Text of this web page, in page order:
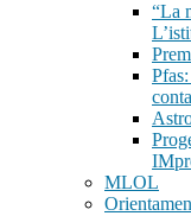
“La
MLOL